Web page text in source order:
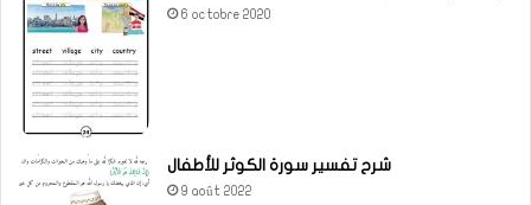
6 octobre 2020
شرح تفسير سورة الكوثر للأطفال
9 août 2022